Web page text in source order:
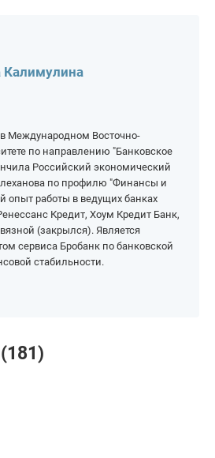
Калимулина
Международном Восточно-
по направлению "Банковское
Российский экономический
по профилю "Финансы и
опыт работы в ведущих банках
Кредит, Хоум Кредит Банк,
(закрылся). Является
сервиса Бробанк по банковской
стабильности.